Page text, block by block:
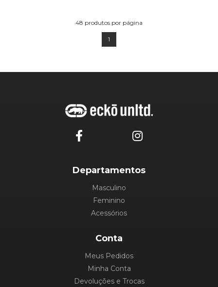
48 produtos por página
1
Departamentos
Masculino
Feminino
Acessórios
Conta
Meus Pedidos
Minha Conta
Devoluções e Trocas